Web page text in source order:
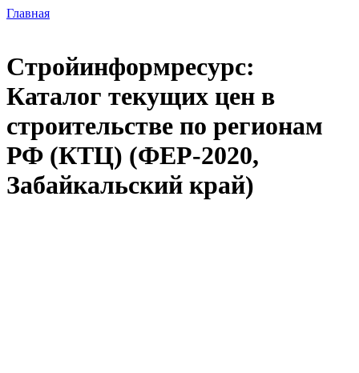
Главная
Стройинформресурс:
Каталог текущих цен в
строительстве по регионам
РФ (КТЦ) (ФЕР-2020,
Забайкальский край)